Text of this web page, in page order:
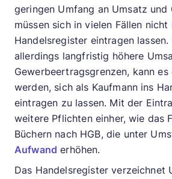
geringen Umfang an Umsatz und
müssen sich in vielen Fällen nicht
Handelsregister eintragen
allerdings langfristig höhere
Gewerbeertragsgrenzen, kann
werden, sich als Kaufmann ins
eintragen zu lassen. Mit der
weitere Pflichten einher, wie das
Büchern nach HGB, die unter
Aufwand erhöhen.
Das Handelsregister verzeichnet